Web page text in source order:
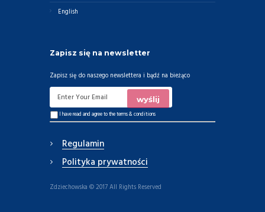
English
Zapisz się na newsletter
Zapisz się do naszego newslettera i bądź na bieżąco
I have read and agree to theterms & conditions
Regulamin
Polityka prywatności
Zdziechowska © 2017 All Rights Reserved